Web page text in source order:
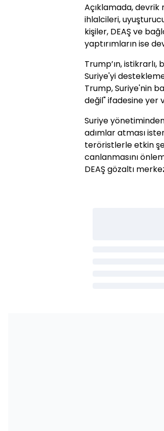
Açıklamada, devrik
ihlalcileri,
kişiler, DEAŞ ve
yaptırımların ise
Trump’ın,
Suriye'yi
Trump, Suriye'nin
değil" ifadesine yer
Suriye
adımlar atması
teröristlerle etkin
canlanmasını
DEAŞ gözaltı